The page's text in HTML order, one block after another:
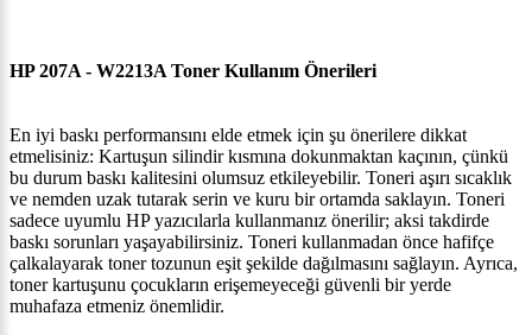
HP 207A - W2213A Toner Kullanım Önerileri
En iyi baskı performansını elde etmek için şu önerilere dikkat
etmelisiniz: Kartuşun silindir kısmına dokunmaktan kaçının, çünkü
bu durum baskı kalitesini olumsuz etkileyebilir. Toneri aşırı sıcaklık
ve nemden uzak tutarak serin ve kuru bir ortamda saklayın. Toneri
sadece uyumlu HP yazıcılarla kullanmanız önerilir; aksi takdirde
baskı sorunları yaşayabilirsiniz. Toneri kullanmadan önce hafifçe
çalkalayarak toner tozunun eşit şekilde dağılmasını sağlayın. Ayrıca,
toner kartuşunu çocukların erişemeyeceği güvenli bir yerde
muhafaza etmeniz önemlidir.